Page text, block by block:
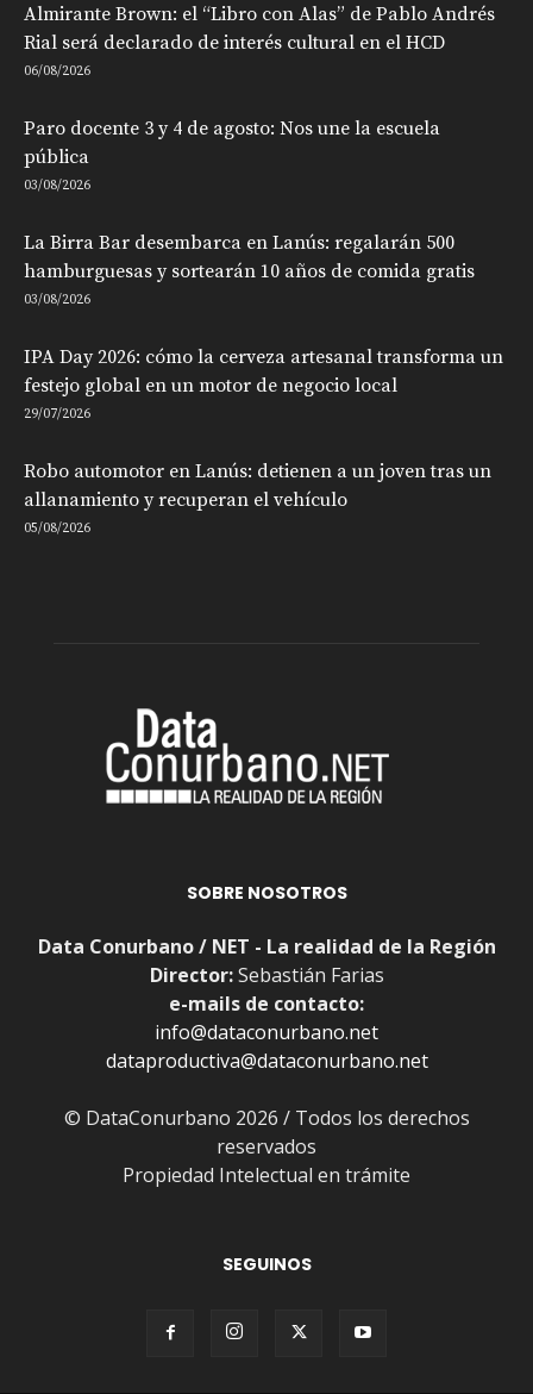
Almirante Brown: el “Libro con Alas” de Pablo Andrés
Rial será declarado de interés cultural en el HCD
06/08/2026
Paro docente 3 y 4 de agosto: Nos une la escuela
pública
03/08/2026
La Birra Bar desembarca en Lanús: regalarán 500
hamburguesas y sortearán 10 años de comida gratis
03/08/2026
IPA Day 2026: cómo la cerveza artesanal transforma un
festejo global en un motor de negocio local
29/07/2026
Robo automotor en Lanús: detienen a un joven tras un
allanamiento y recuperan el vehículo
05/08/2026
SOBRE NOSOTROS
Data Conurbano / NET - La realidad de la Región
Director:Sebastián Farias
e-mails de contacto:
info@dataconurbano.net
dataproductiva@dataconurbano.net
© DataConurbano 2026 / Todos los derechos
reservados
Propiedad Intelectual en trámite
SEGUINOS